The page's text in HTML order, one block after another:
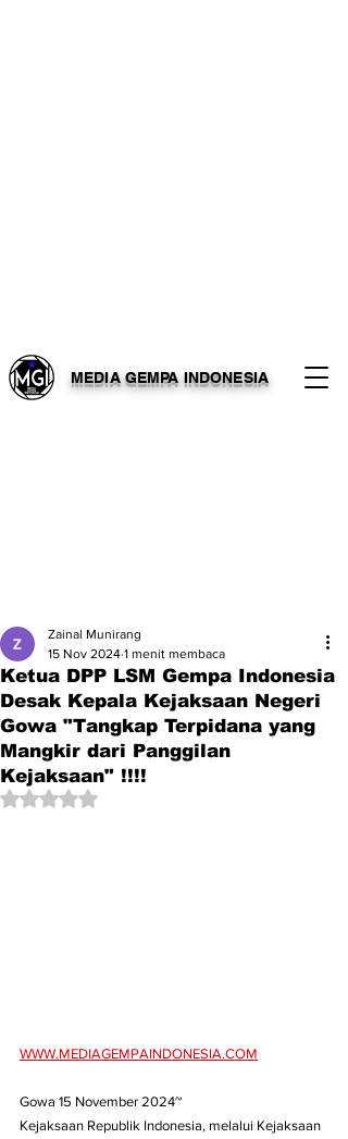
MEDIA GEMPA INDONESIA
Ketua DPP LSM Gempa Indonesia
Desak Kepala Kejaksaan Negeri
Gowa "Tangkap Terpidana yang
Mangkir dari Panggilan
Kejaksaan" !!!!
Zainal Munirang
15 Nov 2024 1 menit membaca
Dinilai NaN dari 5 bintang.
WWW.MEDIAGEMPAINDONESIA.COM
Gowa 15 November 2024~
Kejaksaan Republik Indonesia, melalui Kejaksaan